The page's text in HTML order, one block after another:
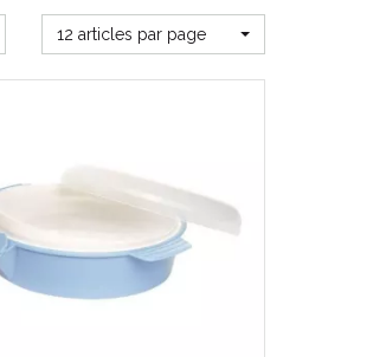
12 articles par page